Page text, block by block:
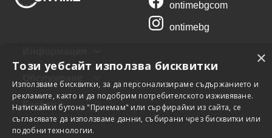
ontimebgcom
ontimebg
Обслужване
Екстри
×
Този уебсайт използва бисквитки
Използваме бисквитки, за да персонализираме съдържанието и
рекламите, както и да подобрим потребителското изживяване.
Натискайки бутона "Приемам" или сърфирайки из сайта, се
съгласявате да използваме данни, събирани чрез бисквитки или
подобни технологии.